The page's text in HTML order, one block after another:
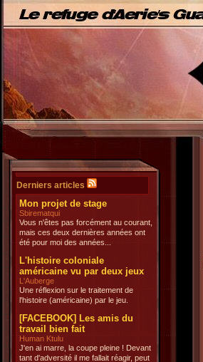
Derniers articles
Mon projet de stage
Sbirematqui
Vous n'êtes pas forcément au courant,
mais ces deux dernières années ont
été pour moi des années...
L'histoire coloniale
américaine vu par deux jeux
L'Auberge
Une réflexion sur le traitement de
l'histoire (américaine) par le jeu.
[FACEBOOK] Les amis du
travail bien fait
Human Ktulu
J'en ai marre, la coupe pleine ! Devant
tant d'adversité il me fallait réagir, peut